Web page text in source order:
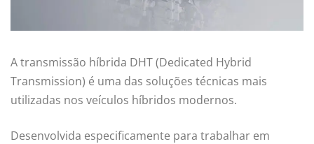
A transmissão híbrida DHT (Dedicated Hybrid
Transmission) é uma das soluções técnicas mais
utilizadas nos veículos híbridos modernos.
Desenvolvida especificamente para trabalhar em